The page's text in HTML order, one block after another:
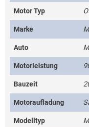
Motor Typ
Marke
Auto
Motorleistung
Bauzeit
Motoraufladung
Modelltyp